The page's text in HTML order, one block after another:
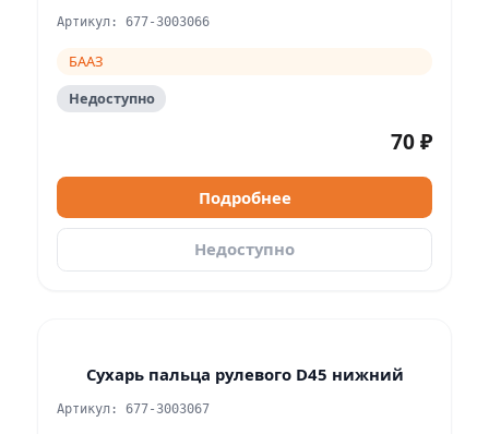
Артикул: 677-3003066
БААЗ
Недоступно
70 ₽
Подробнее
Недоступно
Сухарь пальца рулевого D45 нижний
Артикул: 677-3003067